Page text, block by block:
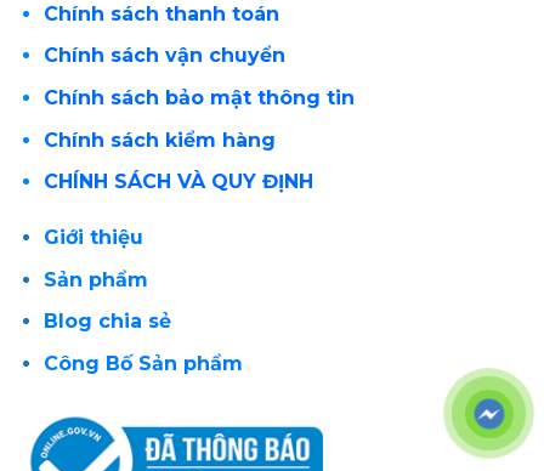
Chính sách thanh toán
Chính sách vận chuyển
Chính sách bảo mật thông tin
Chính sách kiểm hàng
CHÍNH SÁCH VÀ QUY ĐỊNH
Giới thiệu
Sản phẩm
Blog chia sẻ
Công Bố Sản phẩm